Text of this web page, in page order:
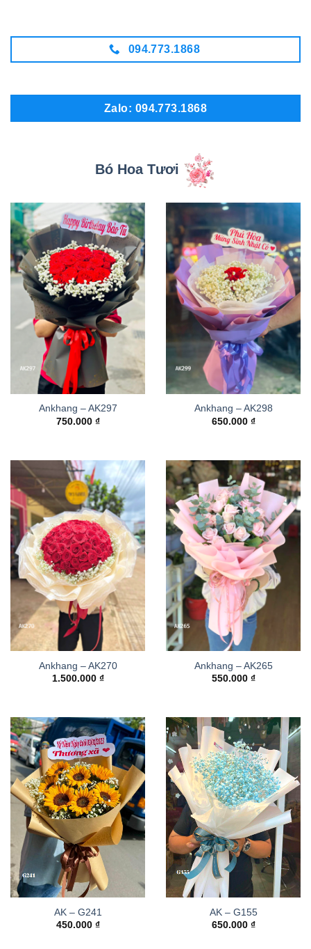
094.773.1868
Zalo: 094.773.1868
Bó Hoa Tươi
Ankhang – AK297
750.000 ₫
Ankhang – AK298
650.000 ₫
Ankhang – AK270
1.500.000 ₫
Ankhang – AK265
550.000 ₫
AK – G241
450.000 ₫
AK – G155
650.000 ₫